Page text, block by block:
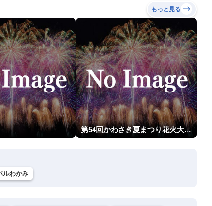
もっと見る
第54回かわさき夏まつり花火大会「おらが自慢のでっかい花火」
ルわかみ